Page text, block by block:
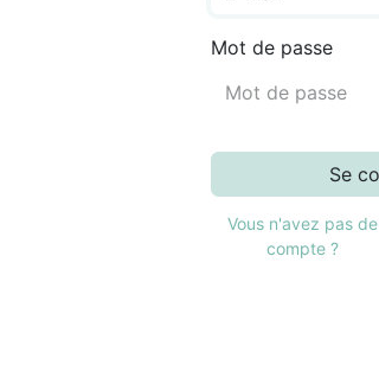
Mot de passe
Se
Vous n'avez pas de
compte ?